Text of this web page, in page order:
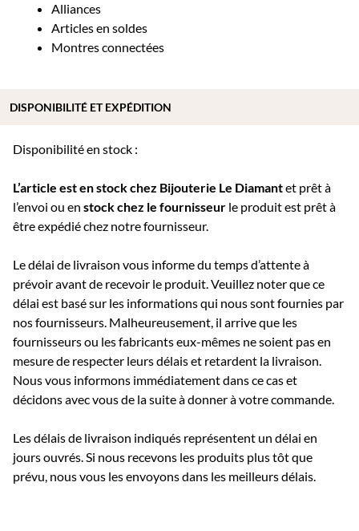
Alliances
Articles en soldes
Montres connectées
Disponibilité en stock :
L’article est en stock chez Bijouterie Le Diamantet prêt à
l’envoi ou en stock chez le fournisseur le produit est prêt à
être expédié chez notre fournisseur.
Le délai de livraison vous informe du temps d’attente à
prévoir avant de recevoir le produit. Veuillez noter que ce
délai est basé sur les informations qui nous sont fournies par
nos fournisseurs. Malheureusement, il arrive que les
fournisseurs ou les fabricants eux-mêmes ne soient pas en
mesure de respecter leurs délais et retardent la livraison.
Nous vous informons immédiatement dans ce cas et
décidons avec vous de la suite à donner à votre commande.
Les délais de livraison indiqués représentent un délai en
jours ouvrés. Si nous recevons les produits plus tôt que
prévu, nous vous les envoyons dans les meilleurs délais.
DISPONIBILITÉ ET EXPÉDITION